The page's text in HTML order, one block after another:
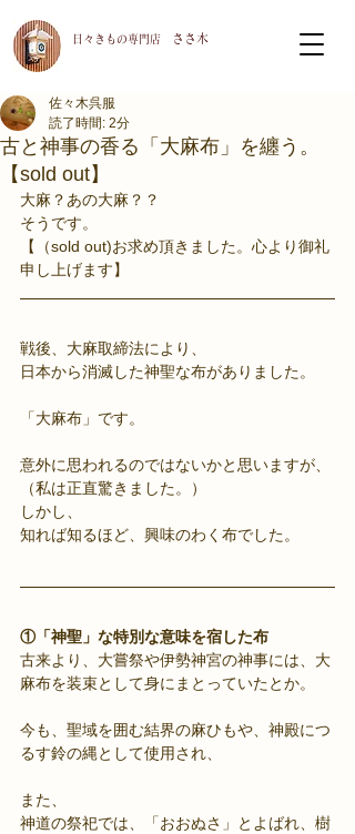
​日々きもの専門店 ささ木
古と神事の香る「大麻布」を纏う。
【sold out】
佐々木呉服
読了時間: 2分
大麻？あの大麻？？
そうです。
【（sold out)お求め頂きました。心より御礼
申し上げます】
戦後、大麻取締法により、
日本から消滅した神聖な布がありました。
「大麻布」です。
意外に思われるのではないかと思いますが、
（私は正直驚きました。）
しかし、
知れば知るほど、興味のわく布でした。
①「神聖」な特別な意味を宿した布
古来より、大嘗祭や伊勢神宮の神事には、大
麻布を装束として身にまとっていたとか。
今も、聖域を囲む結界の麻ひもや、神殿につ
るす鈴の縄として使用され、
また、
神道の祭祀では、「おおぬさ」とよばれ、樹